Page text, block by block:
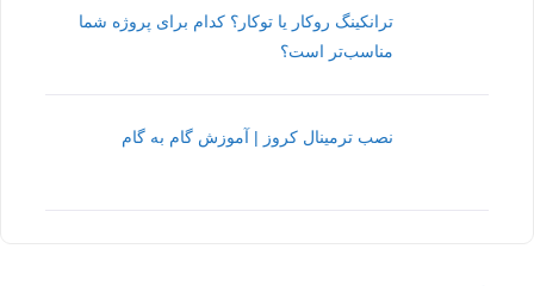
ترانکینگ روکار یا توکار؟ کدام برای پروژه شما
مناسب‌تر است؟
نصب ترمینال کروز | آموزش گام به گام